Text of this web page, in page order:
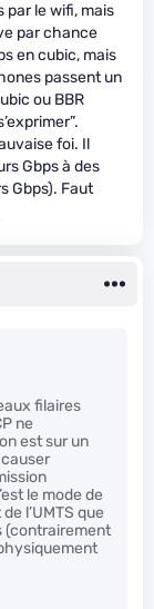
par le wifi, mais
par chance
en cubic, mais
passent un
ou BBR
foi. Il
Gbps à des
Gbps). Faut
filaires
ne
est sur un
le mode de
l’UMTS que
(contrairement